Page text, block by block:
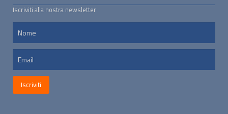
Iscriviti alla nostra newsletter